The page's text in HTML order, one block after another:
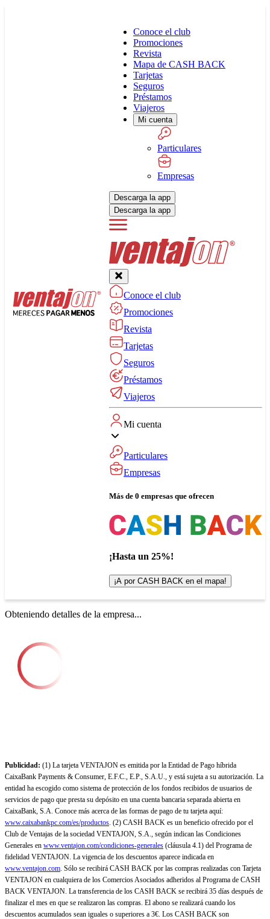
Conoce el club
Promociones
Revista
Mapa de CASH BACK
Tarjetas
Seguros
Préstamos
Viajeros
Mi cuenta
Particulares
Empresas
Descarga la app
Descarga la app
Conoce el club
Promociones
Revista
Tarjetas
Seguros
Préstamos
Viajeros
Mi cuenta
Particulares
Empresas
Más de 0 empresas que ofrecen
¡Hasta un 25%!
¡A por CASH BACK en el mapa!
Obteniendo detalles de la empresa...
Publicidad: (1) La tarjeta VENTAJON es emitida por la Entidad de Pago híbrida
CaixaBank Payments & Consumer, E.F.C., E.P., S.A.U., y está sujeta a su autorización. La
entidad ha escogido como sistema de protección de los fondos recibidos de usuarios de
servicios de pago que presta su depósito en una cuenta bancaria separada abierta en
CaixaBank, S.A. Conoce más acerca de las formas de pago de tu tarjeta aquí:
www.caixabankpc.com/es/productos. (2) CASH BACK es un beneficio ofrecido por el
Club de Ventajas de la sociedad VENTAJON, S.A., según indican las Condiciones
Generales en www.ventajon.com/condiciones-generales (cláusula 4.1) del Programa de
fidelidad VENTAJON. La vigencia de los descuentos aparece indicada en
www.ventajon.com. Sólo se recibirá CASH BACK por las compras realizadas con Tarjeta
VENTAJON en cualquiera de los Comercios Asociados adheridos al Programa de CASH
BACK VENTAJON. La transferencia de los CASH BACK se recibirá 35 días después de
finalizar el mes en que se realizaron las compras. El abono se realizará cuando los
descuentos acumulados sean iguales o superiores a 3€. Los CASH BACK son